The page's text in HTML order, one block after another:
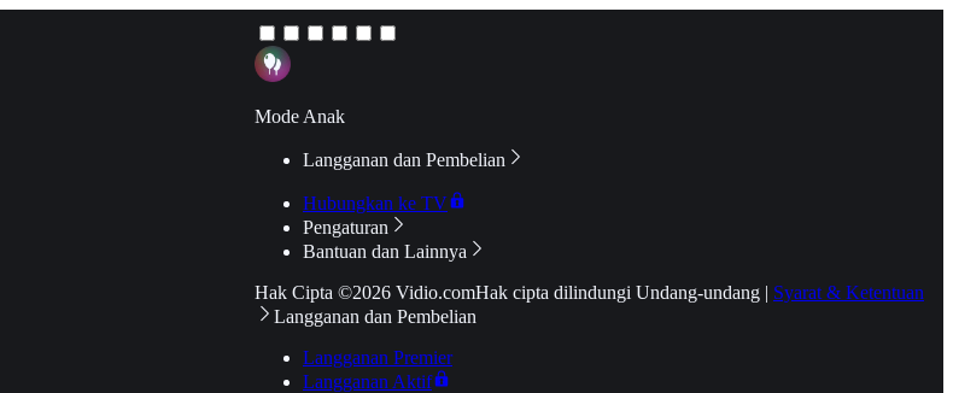
Mode Anak
Langganan dan Pembelian
Hubungkan ke TV
Pengaturan
Bantuan dan Lainnya
Hak Cipta ©2026 Vidio.comHak cipta dilindungi Undang-undang | Syarat & Ketentuan
Langganan dan Pembelian
Langganan Premier
Langganan Aktif